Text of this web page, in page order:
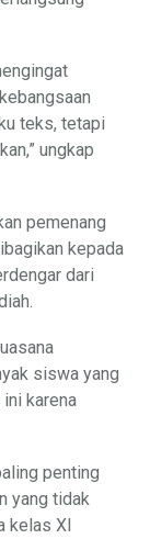
teks, tetapi
ungkap
pemenang
kepada
dari
siswa yang
karena
penting
yang tidak
kelas XI